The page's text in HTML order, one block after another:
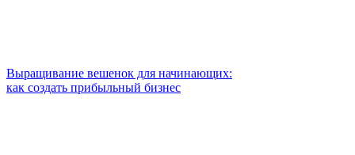
Выращивание вешенок для начинающих:
как создать прибыльный бизнес